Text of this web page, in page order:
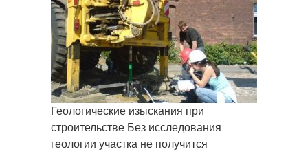
(геологические)
изыскания
для
строительства
Геологические изыскания при
строительстве Без исследования
геологии участка не получится